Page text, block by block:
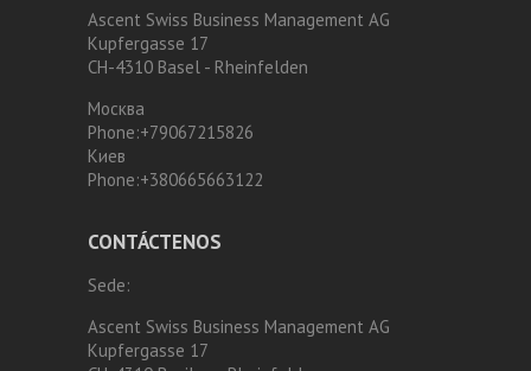
Ascent Swiss Business Management AG
Kupfergasse 17
CH-4310 Basel - Rheinfelden
Москва
Phone:+79067215826
Киев
Phone:+380665663122
CONTÁCTENOS
Sede:
Ascent Swiss Business Management AG
Kupfergasse 17